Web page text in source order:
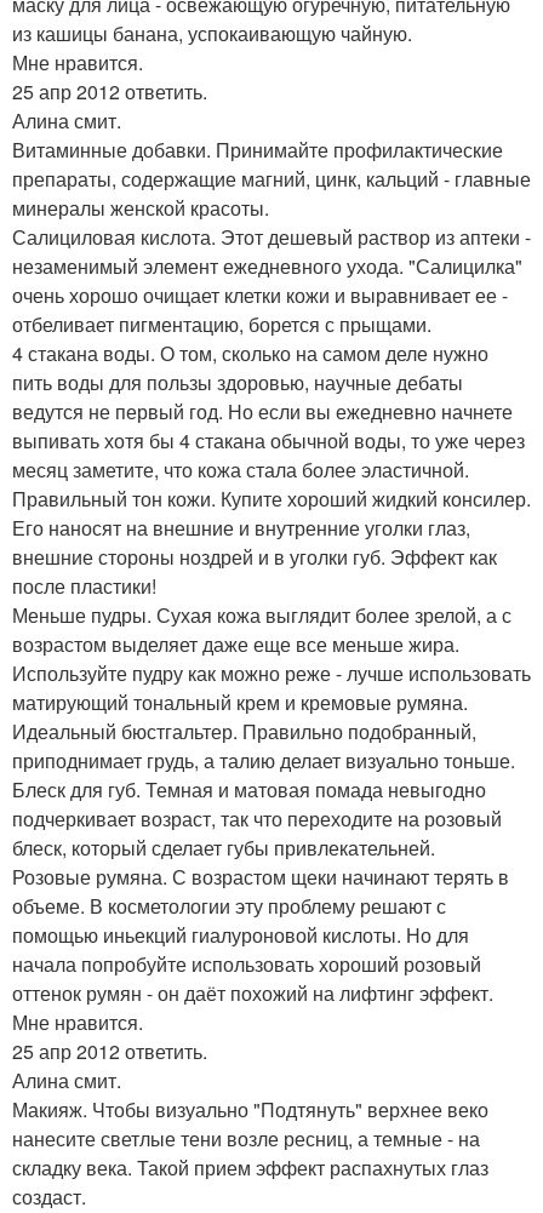
из кашицы банана, успокаивающую чайную.
Мне нравится.
25 апр 2012 ответить.
Алина смит.
Витаминные добавки. Принимайте профилактические
препараты, содержащие магний, цинк, кальций - главные
минералы женской красоты.
Салициловая кислота. Этот дешевый раствор из аптеки -
незаменимый элемент ежедневного ухода. "Салицилка"
очень хорошо очищает клетки кожи и выравнивает ее -
отбеливает пигментацию, борется с прыщами.
4 стакана воды. О том, сколько на самом деле нужно
пить воды для пользы здоровью, научные дебаты
ведутся не первый год. Но если вы ежедневно начнете
выпивать хотя бы 4 стакана обычной воды, то уже через
месяц заметите, что кожа стала более эластичной.
Правильный тон кожи. Купите хороший жидкий консилер.
Его наносят на внешние и внутренние уголки глаз,
внешние стороны ноздрей и в уголки губ. Эффект как
после пластики!
Меньше пудры. Сухая кожа выглядит более зрелой, а с
возрастом выделяет даже еще все меньше жира.
Используйте пудру как можно реже - лучше использовать
матирующий тональный крем и кремовые румяна.
Идеальный бюстгальтер. Правильно подобранный,
приподнимает грудь, а талию делает визуально тоньше.
Блеск для губ. Темная и матовая помада невыгодно
подчеркивает возраст, так что переходите на розовый
блеск, который сделает губы привлекательней.
Розовые румяна. С возрастом щеки начинают терять в
объеме. В косметологии эту проблему решают с
помощью иньекций гиалуроновой кислоты. Но для
начала попробуйте использовать хороший розовый
оттенок румян - он даёт похожий на лифтинг эффект.
Мне нравится.
25 апр 2012 ответить.
Алина смит.
Макияж. Чтобы визуально "Подтянуть" верхнее веко
нанесите светлые тени возле ресниц, а темные - на
складку века. Такой прием эффект распахнутых глаз
создаст.